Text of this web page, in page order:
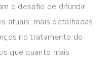
o desafio de difundir
atuais, mais detalhadas
no tratamento do
que quanto mais